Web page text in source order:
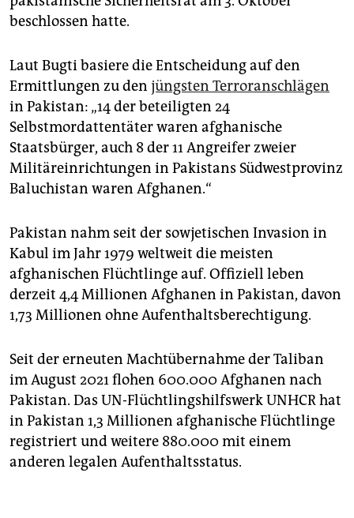
beschlossen hatte.
Laut Bugti basiere die Entscheidung auf den
Ermittlungen zu den jüngsten Terroranschlägen
in Pakistan: „14 der beteiligten 24
Selbstmordattentäter waren afghanische
Staatsbürger, auch 8 der 11 Angreifer zweier
Militär­einrichtungen in Pakistans Südwestprovinz
Baluchistan waren Afghanen.“
Pakistan nahm seit der sowjetischen Invasion in
Kabul im Jahr 1979 weltweit die meisten
afghanischen Flüchtlinge auf. Offiziell leben
derzeit 4,4 Millionen Afghanen in Pakistan, davon
1,73 Millionen ohne Aufenthaltsberechtigung.
Seit der erneuten Machtübernahme der Taliban
im August 2021 flohen 600.000 Afghanen nach
Pakistan. Das UN-Flüchtlingshilfswerk ­UNHCR hat
in Pakistan 1,3 Millionen afghanische Flüchtlinge
registriert und weitere 880.000 mit einem
anderen legalen Aufenthaltsstatus.